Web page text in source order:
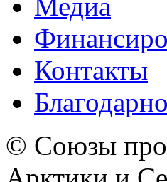
Контакты
© Союзы